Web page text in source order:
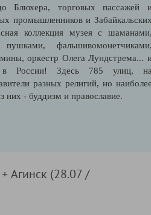
Блюхера, торговых пассажей
промышленников и
коллекция музея с
оркестр Олега Лундстрема...
России! Здесь 785 улиц,
разных религий, но
них - буддизм и православие.
Агинск (28.07 /